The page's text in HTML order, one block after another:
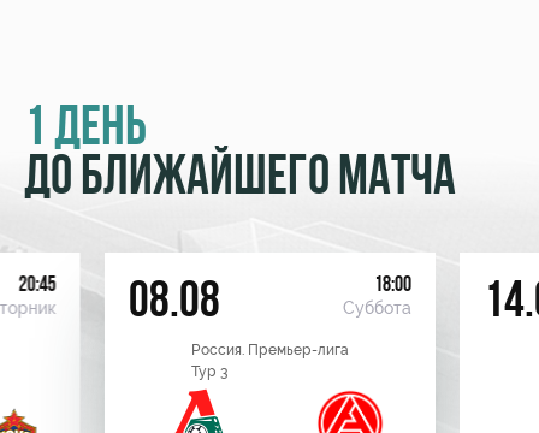
1 ДЕНЬ
ДО БЛИЖАЙШЕГО МАТЧА
20:45 08.08 18:00
Суббота
Россия. Премьер-лига
Тур 3